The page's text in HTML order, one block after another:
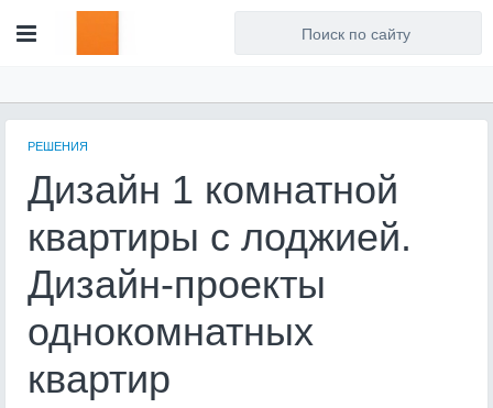
РЕШЕНИЯ
Дизайн 1 комнатной
квартиры с лоджией.
Дизайн-проекты
однокомнатных
квартир
Для любых предложений по
сайту: artist71@cp9.ru